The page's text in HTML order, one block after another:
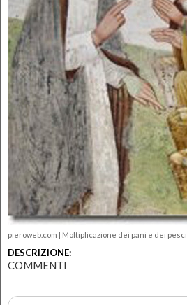
pieroweb.com | Moltiplicazione dei pani e dei pesci
DESCRIZIONE:
COMMENTI